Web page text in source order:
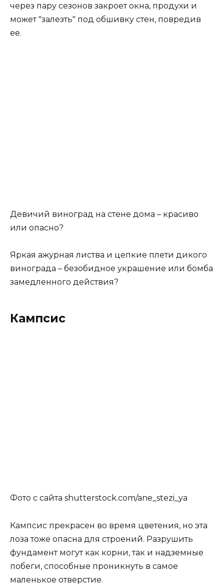
через пару сезонов закроет окна, продухи и
может "залезть" под обшивку стен, повредив
ее.
Девичий виноград на стене дома – красиво
или опасно?
Яркая ажурная листва и цепкие плети дикого
винограда – безобидное украшение или бомба
замедленного действия?
Кампсис
Фото с сайта shutterstock.com/ane_stezi_ya
Кампсис прекрасен во время цветения, но эта
лоза тоже опасна для строений. Разрушить
фундамент могут как корни, так и надземные
побеги, способные проникнуть в самое
маленькое отверстие.